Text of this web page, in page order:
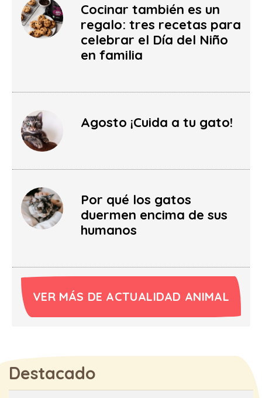
Cocinar también es un
regalo: tres recetas para
celebrar el Día del Niño
en familia
Agosto ¡Cuida a tu gato!
Por qué los gatos
duermen encima de sus
humanos
VER MÁS DE ACTUALIDAD ANIMAL
Destacado